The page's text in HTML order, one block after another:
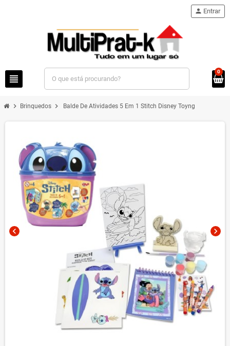
view_headline
person Entrar
0
chevron_right Brinquedos chevron_right Balde De Atividades 5 Em 1 Stitch Disney Toyng
chevron_left chevron_right